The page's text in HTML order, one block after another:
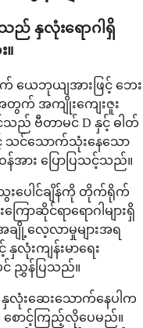
သည် နှလုံးရောဂါရှိ
။
ယေဘုယျအားဖြင့် ဘေး
တွက် အကျိုးကျေးဇူး
ည် ဗီတာမင် D နှင့် ဓါတ်
င့် သင်သောက်သုံးနေသော
အား ပြောပြသင့်သည်။
ပေါင်ချိန်ကို တိုက်ရိုက်
ာဆိုင်ရာရောဂါများရှိ
ျို့လေ့လာမှုများအရ
လုံးကျန်းမာရေး
င် ညွှန်ပြသည်။
နှလုံးဆေးသောက်နေပါက
စောင့်ကြည့်လိုပေမည်။